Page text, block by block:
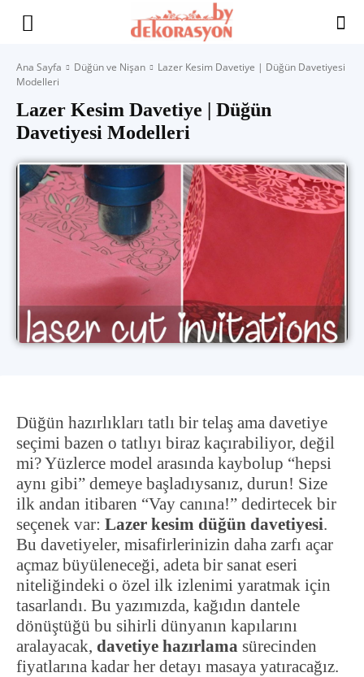
Yaşam
İlham
Ana Sayfa Düğün ve Nişan
Lazer Kesim Davetiye | Düğün Davetiyesi
Modelleri
Lazer Kesim Davetiye | Düğün
Davetiyesi Modelleri
Düğün hazırlıkları tatlı bir telaş ama davetiye
seçimi bazen o tatlıyı biraz kaçırabiliyor, değil
mi? Yüzlerce model arasında kaybolup “hepsi
aynı gibi” demeye başladıysanız, durun! Size
ilk andan itibaren “Vay canına!” dedirtecek bir
seçenek var: Lazer kesim düğün davetiyesi.
Bu davetiyeler, misafirlerinizin daha zarfı açar
açmaz büyüleneceği, adeta bir sanat eseri
niteliğindeki o özel ilk izlenimi yaratmak için
tasarlandı. Bu yazımızda, kağıdın dantele
dönüştüğü bu sihirli dünyanın kapılarını
aralayacak, davetiye hazırlama sürecinden
fiyatlarına kadar her detayı masaya yatıracağız.